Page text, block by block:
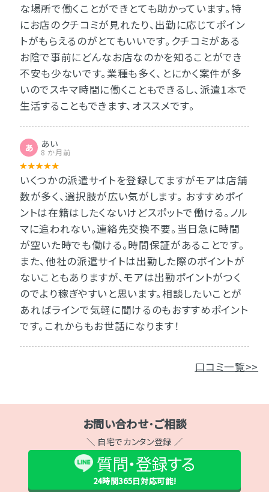
な場所で働くことができとても助かっています。特
にお店のクチコミが見れたり、出勤に応じてポイン
トがもらえるのがとてもいいです。クチコミがある
お陰で事前にどんなお店なのかを知ることができ
不安も少ないです。業種も多く、とにかく案件が多
いのでスキマ時間に働くこともできるし、派遣1本で
生活することもできます、オススメです。
あ あい
8 か月前
いくつかの派遣サイトを登録してますがモアは店舗
数が多く、選択肢が広い気がします。 おすすめポイ
ントは在籍はしたくないけどスポットで働ける。ノル
マに追われない。連絡先交換不要。当日急に時間
が空いた時でも働ける。時間保証があることです。
また、他社の派遣サイトは出勤した際のポイントが
ないこともありますが、モアは出勤ポイントがつく
のでより稼ぎやすいと思います。相談したいことが
あればラインで気軽に聞けるのもおすすめポイント
です。これからもお世話になります！
口コミ一覧>>
お問い合わせ･ご相談
＼ 自宅でカンタン登録 ／
質問・登録する
24時間365日対応可能!